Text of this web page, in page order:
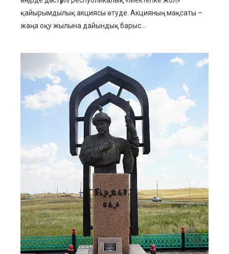
қайырымдылық акциясы өтуде. Акцияның мақсаты –
жаңа оқу жылына дайындық барыс...